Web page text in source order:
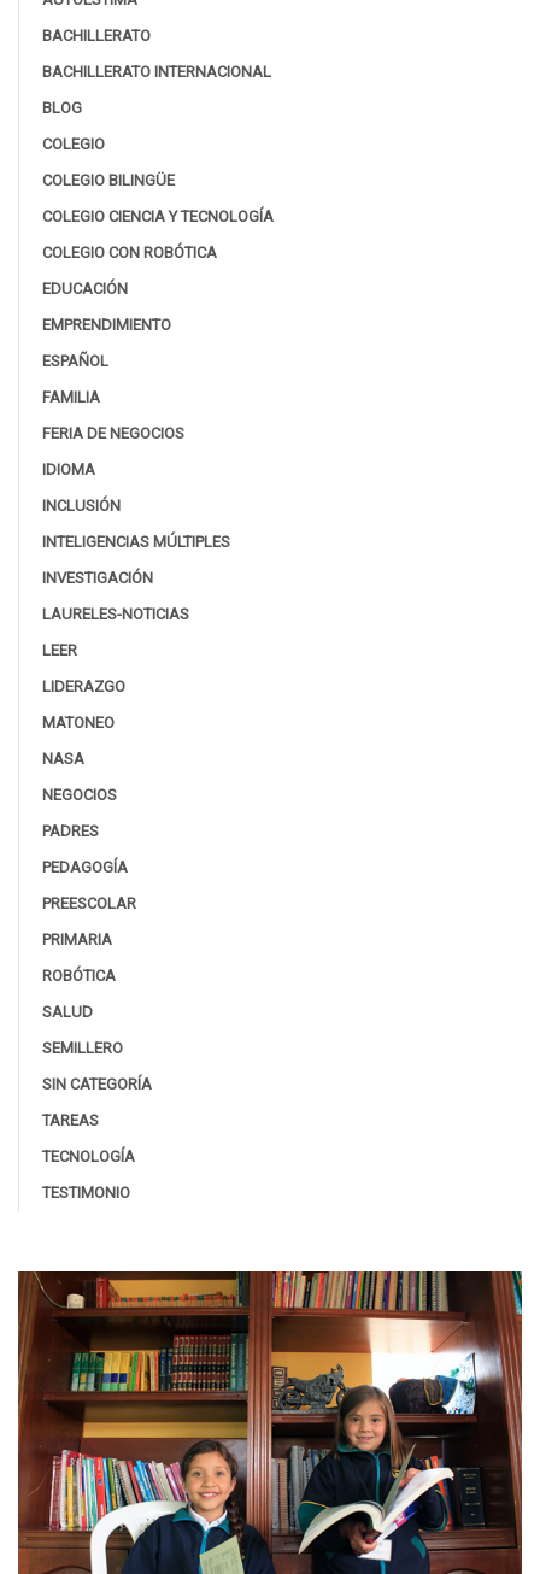
BACHILLERATO
BACHILLERATO INTERNACIONAL
BLOG
COLEGIO
COLEGIO BILINGÜE
COLEGIO CIENCIA Y TECNOLOGÍA
COLEGIO CON ROBÓTICA
EDUCACIÓN
EMPRENDIMIENTO
ESPAÑOL
FAMILIA
FERIA DE NEGOCIOS
IDIOMA
INCLUSIÓN
INTELIGENCIAS MÚLTIPLES
INVESTIGACIÓN
LAURELES-NOTICIAS
LEER
LIDERAZGO
MATONEO
NASA
NEGOCIOS
PADRES
PEDAGOGÍA
PREESCOLAR
PRIMARIA
ROBÓTICA
SALUD
SEMILLERO
SIN CATEGORÍA
TAREAS
TECNOLOGÍA
TESTIMONIO